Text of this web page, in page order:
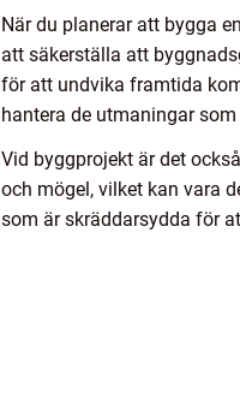
När du planerar att bygga
att säkerställa att
för att undvika framtida
hantera de utmaningar
Vid byggprojekt är det
och mögel, vilket kan vara
som är skräddarsydda för